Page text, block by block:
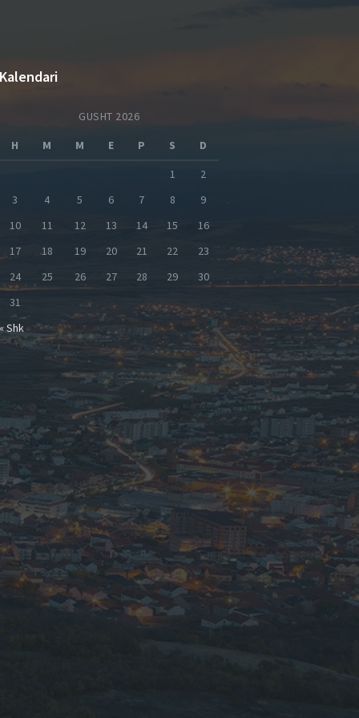
Kalendari
GUSHT 2026
H
M M E P S D
« Shk
1
2
3
4 5 6 7 8
9
10
11 12 13 14 15
16
17
18 19 20 21 22
23
24
25 26 27 28 29
30
31